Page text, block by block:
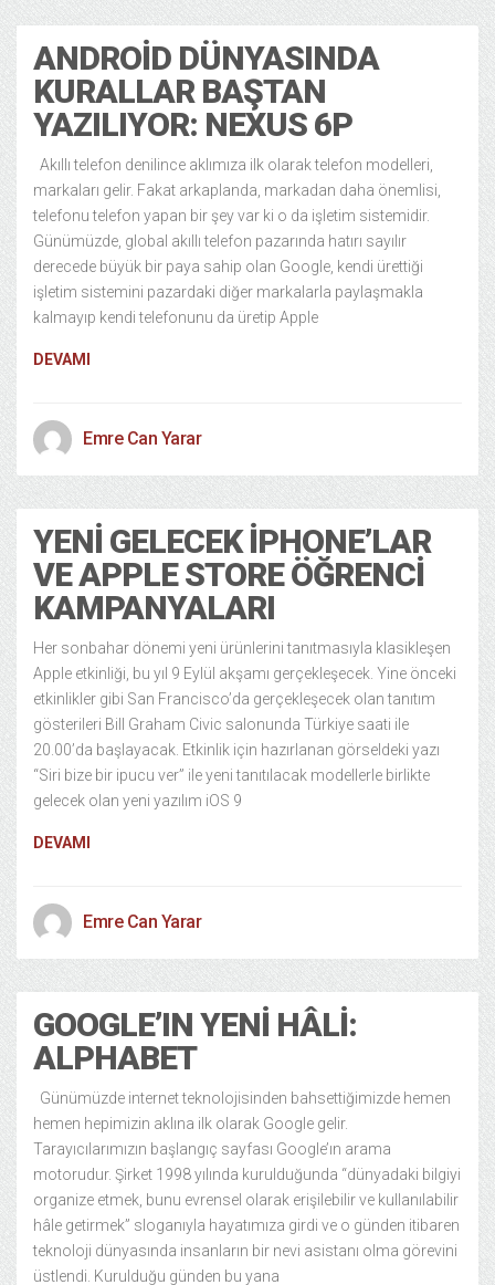
ANDROID DÜNYASINDA
KURALLAR BAŞTAN
YAZILIYOR: NEXUS 6P
Akıllı telefon denilince aklımıza ilk olarak telefon modelleri,
markaları gelir. Fakat arkaplanda, markadan daha önemlisi,
telefonu telefon yapan bir şey var ki o da işletim sistemidir.
Günümüzde, global akıllı telefon pazarında hatırı sayılır
derecede büyük bir paya sahip olan Google, kendi ürettiği
işletim sistemini pazardaki diğer markalarla paylaşmakla
kalmayıp kendi telefonunu da üretip Apple
DEVAMI
Emre Can Yarar
YENI GELECEK IPHONE’LAR
VE APPLE STORE ÖĞRENCI
KAMPANYALARI
Her sonbahar dönemi yeni ürünlerini tanıtmasıyla klasikleşen
Apple etkinliği, bu yıl 9 Eylül akşamı gerçekleşecek. Yine önceki
etkinlikler gibi San Francisco’da gerçekleşecek olan tanıtım
gösterileri Bill Graham Civic salonunda Türkiye saati ile
20.00’da başlayacak. Etkinlik için hazırlanan görseldeki yazı
“Siri bize bir ipucu ver” ile yeni tanıtılacak modellerle birlikte
gelecek olan yeni yazılım iOS 9
DEVAMI
Emre Can Yarar
GOOGLE’IN YENI HÂLI:
ALPHABET
Günümüzde internet teknolojisinden bahsettiğimizde hemen
hemen hepimizin aklına ilk olarak Google gelir.
Tarayıcılarımızın başlangıç sayfası Google’ın arama
motorudur. Şirket 1998 yılında kurulduğunda “dünyadaki bilgiyi
organize etmek, bunu evrensel olarak erişilebilir ve kullanılabilir
hâle getirmek” sloganıyla hayatımıza girdi ve o günden itibaren
teknoloji dünyasında insanların bir nevi asistanı olma görevini
üstlendi. Kurulduğu günden bu yana